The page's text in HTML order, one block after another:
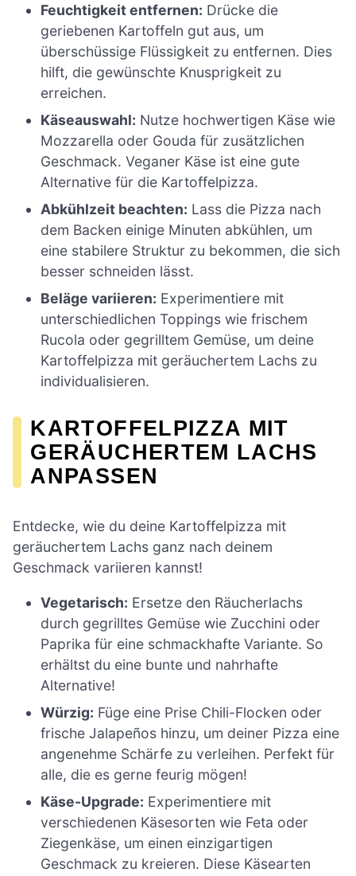
Feuchtigkeit entfernen: Drücke die
geriebenen Kartoffeln gut aus, um
überschüssige Flüssigkeit zu entfernen. Dies
hilft, die gewünschte Knusprigkeit zu
erreichen.
Käseauswahl: Nutze hochwertigen Käse wie
Mozzarella oder Gouda für zusätzlichen
Geschmack. Veganer Käse ist eine gute
Alternative für die Kartoffelpizza.
Abkühlzeit beachten: Lass die Pizza nach
dem Backen einige Minuten abkühlen, um
eine stabilere Struktur zu bekommen, die sich
besser schneiden lässt.
Beläge variieren: Experimentiere mit
unterschiedlichen Toppings wie frischem
Rucola oder gegrilltem Gemüse, um deine
Kartoffelpizza mit geräuchertem Lachs zu
individualisieren.
KARTOFFELPIZZA MIT
GERÄUCHERTEM LACHS
ANPASSEN
Entdecke, wie du deine Kartoffelpizza mit
geräuchertem Lachs ganz nach deinem
Geschmack variieren kannst!
Vegetarisch: Ersetze den Räucherlachs
durch gegrilltes Gemüse wie Zucchini oder
Paprika für eine schmackhafte Variante. So
erhältst du eine bunte und nahrhafte
Alternative!
Würzig: Füge eine Prise Chili-Flocken oder
frische Jalapeños hinzu, um deiner Pizza eine
angenehme Schärfe zu verleihen. Perfekt für
alle, die es gerne feurig mögen!
Käse-Upgrade: Experimentiere mit
verschiedenen Käsesorten wie Feta oder
Ziegenkäse, um einen einzigartigen
Geschmack zu kreieren. Diese Käsearten